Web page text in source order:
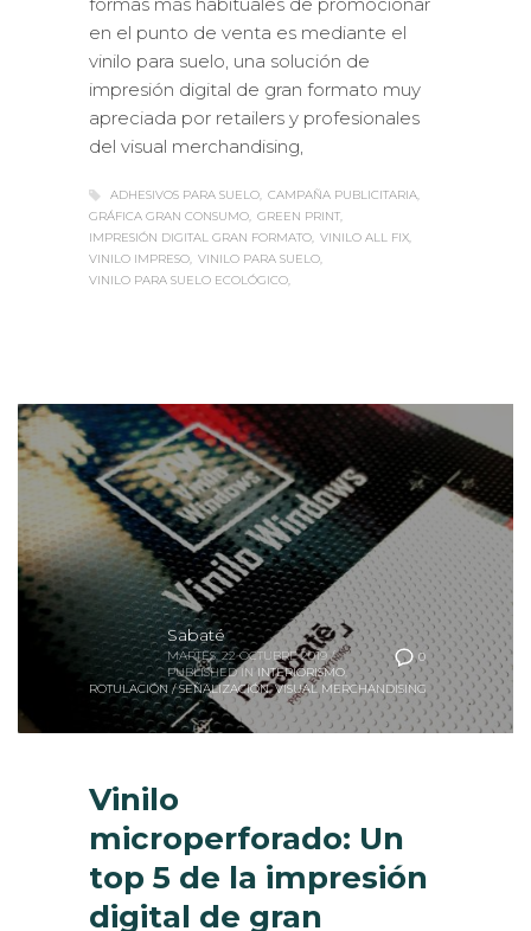
en el punto de venta es mediante el
vinilo para suelo, una solución de
impresión digital de gran formato muy
apreciada por retailers y profesionales
del visual merchandising,
GRÁFICA GRAN CONSUMO GREEN PRINT
IMPRESIÓN DIGITAL GRAN FORMATO VINILO ALL FIX
VINILO IMPRESO
VINILO PARA SUELO
VINILO PARA SUELO ECOLÓGICO
0
Sabaté
MARTES, 22 OCTUBRE 2019 /
PUBLISHED IN INTERIORISMO,
ROTULACIÓN / SEÑALIZACIÓN,VISUAL MERCHANDISING
Vinilo
microperforado: Un
top 5 de la impresión
digital de gran